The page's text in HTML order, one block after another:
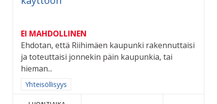
EI MAHDOLLINEN
Ehdotan, että Riihimäen kaupunki rakennuttaisi
ja toteuttaisi jonnekin päin kaupunkia, tai
hieman...
Rajaa tulokset aihepiirin mukaan: Yhteisöllisyys
Yhteisöllisyys